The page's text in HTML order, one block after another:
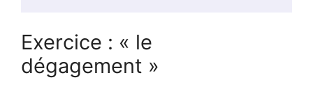
Exercice : « le
dégagement »